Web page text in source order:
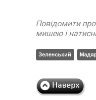
Повідомити
мишею і
Зеленський